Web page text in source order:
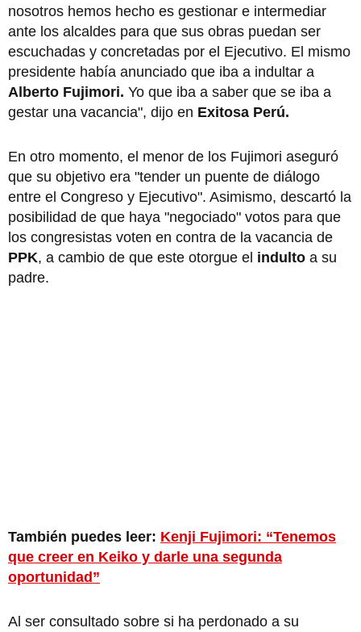
nosotros hemos hecho es gestionar e intermediar
ante los alcaldes para que sus obras puedan ser
escuchadas y concretadas por el Ejecutivo. El mismo
presidente había anunciado que iba a indultar a
Alberto Fujimori. Yo que iba a saber que se iba a
gestar una vacancia", dijo en Exitosa Perú.
En otro momento, el menor de los Fujimori aseguró
que su objetivo era "tender un puente de diálogo
entre el Congreso y Ejecutivo". Asimismo, descartó la
posibilidad de que haya "negociado" votos para que
los congresistas voten en contra de la vacancia de
PPK, a cambio de que este otorgue el indulto a su
padre.
También puedes leer: Kenji Fujimori: “Tenemos
que creer en Keiko y darle una segunda
oportunidad”
Al ser consultado sobre si ha perdonado a su